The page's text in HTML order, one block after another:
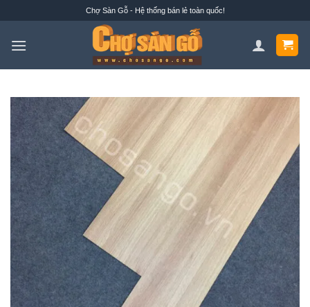
nội
Chợ Sàn Gỗ - Hệ thống bán lẻ toàn quốc!